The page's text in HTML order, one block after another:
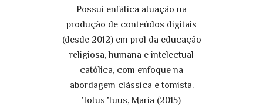
Possui enfática atuação na
produção de conteúdos digitais
(desde 2012) em prol da educação
religiosa, humana e intelectual
católica, com enfoque na
abordagem clássica e tomista.
Totus Tuus, Maria (2015)